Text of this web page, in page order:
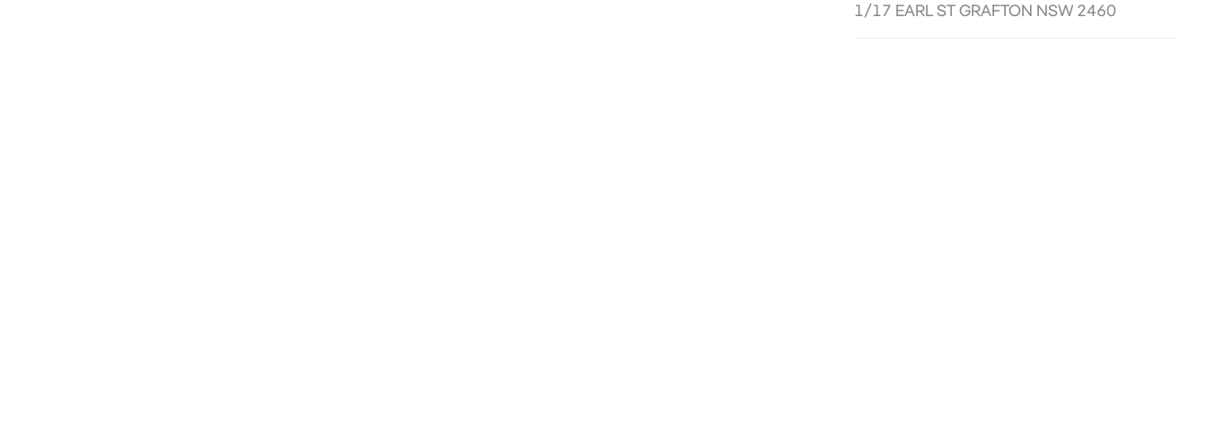
1/17 EARL ST GRAFTON NSW 2460